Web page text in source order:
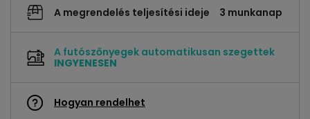
A megrendelés teljesítési ideje 3 munkanap
A futószőnyegek automatikusan szegettek
INGYENESEN
Hogyan rendelhet